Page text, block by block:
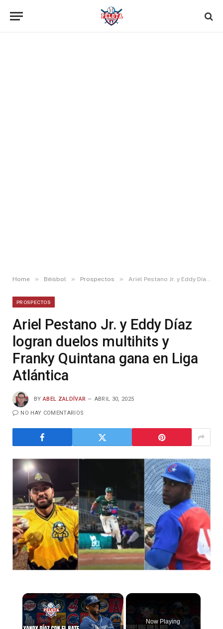
Home » Béisbol » Prospectos » Ariel Pestano Jr. y Eddy Díaz logran duelos multihits y Franky Quintana gana en Liga Atlántica
PROSPECTOS
Ariel Pestano Jr. y Eddy Díaz
logran duelos multihits y
Franky Quintana gana en Liga
Atlántica
BY ABEL ZALDÍVAR ABRIL 30, 2025
NO HAY COMENTARIOS
Now Playing